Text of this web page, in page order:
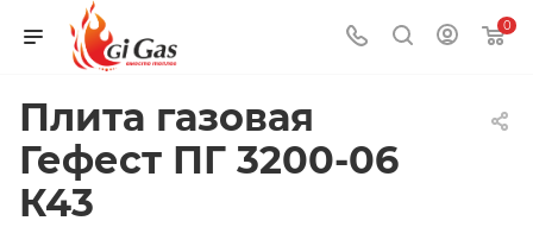
0
Плита газовая
Гефест ПГ 3200-06
К43